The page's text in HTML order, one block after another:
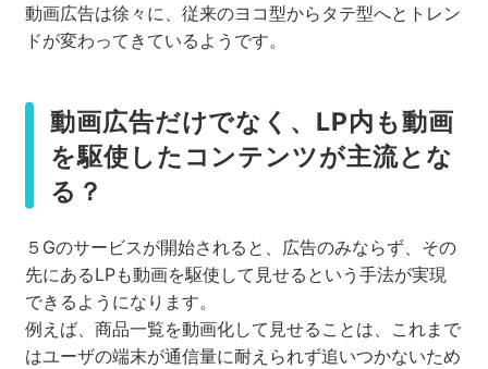
動画広告は徐々に、従来のヨコ型からタテ型へとトレン
ドが変わってきているようです。
動画広告だけでなく、LP内も動画
を駆使したコンテンツが主流とな
る？
５Gのサービスが開始されると、広告のみならず、その
先にあるLPも動画を駆使して見せるという手法が実現
できるようになります。
例えば、商品一覧を動画化して見せることは、これまで
はユーザの端末が通信量に耐えられず追いつかないため